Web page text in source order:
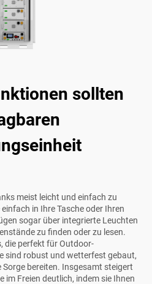
sollten
meist leicht und einfach zu
in Ihre Tasche oder Ihren
sogar über integrierte Leuchten
zu finden oder zu lesen.
die perfekt für Outdoor-
sind robust und wetterfest gebaut,
bereiten. Insgesamt steigert
im Freien deutlich, indem sie Ihnen